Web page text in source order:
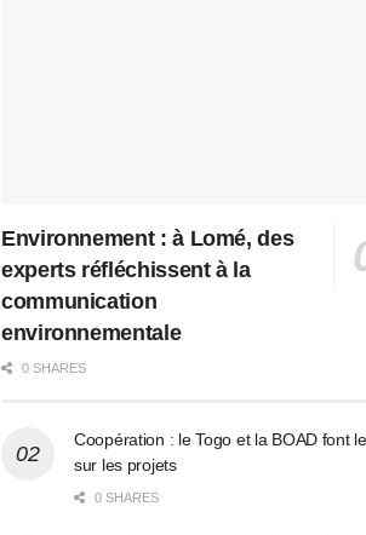
Environnement : à Lomé, des
experts réfléchissent à la
communication
environnementale
0 SHARES
Coopération : le Togo et la BOAD font
sur les projets
0 SHARES